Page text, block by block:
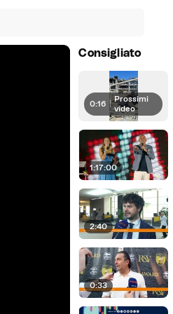
Consigliato
0:16 | Prossimi
video
1:17:00
2:40
0:33